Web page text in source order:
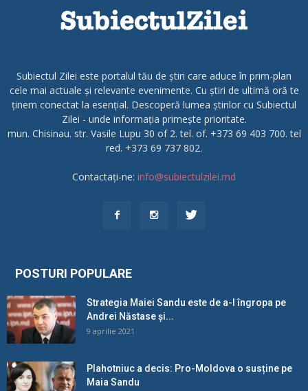
Subiectul Zilei este portalul tău de știri care aduce în prim-plan
cele mai actuale și relevante evenimente. Cu știri de ultimă oră te
ținem conectat la esențial. Descoperă lumea știrilor cu Subiectul
Zilei - unde informația primește prioritate.
mun. Chisinau. str. Vasile Lupu 30 of 2. tel. of. +373 69 403 700. tel
red. +373 69 737 802.
Contactați-ne: info@subiectulzilei.md
POSTURI POPULARE
Strategia Maiei Sandu este de a-l îngropa pe
Andrei Năstase și...
9 aprilie 2021
Plahotniuc a decis: Pro-Moldova o susține pe
Maia Sandu